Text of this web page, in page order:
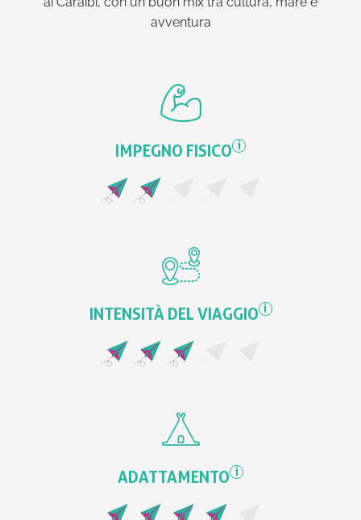
avventura
IMPEGNO FISICO i
INTENSITÀ DEL VIAGGIO i
ADATTAMENTO i